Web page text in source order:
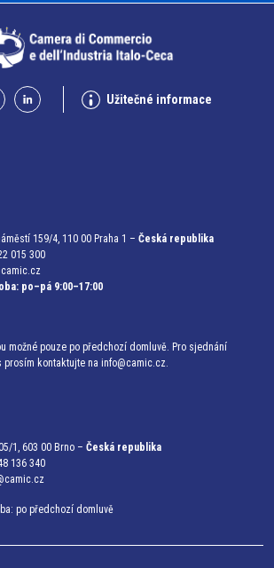
Užitečné informace
159/4, 110 00 Praha 1 – Česká republika
015 300
po–pá 9:00–17:00
možné pouze po předchozí domluvě. Pro sjednání
prosím kontaktujte na info@camic.cz.
1, 603 00 Brno – Česká republika
136 340
po předchozí domluvě